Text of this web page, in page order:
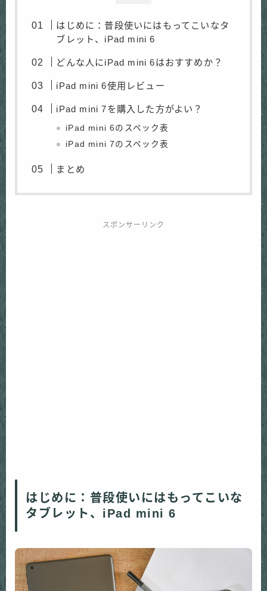
はじめに：普段使いにはもってこいなタ
ブレット、iPad mini 6
どんな人にiPad mini 6はおすすめか？
iPad mini 6使用レビュー
iPad mini 7を購入した方がよい？
iPad mini 6のスペック表
iPad mini 7のスペック表
まとめ
スポンサーリンク
はじめに：普段使いにはもってこいな
タブレット、iPad mini 6